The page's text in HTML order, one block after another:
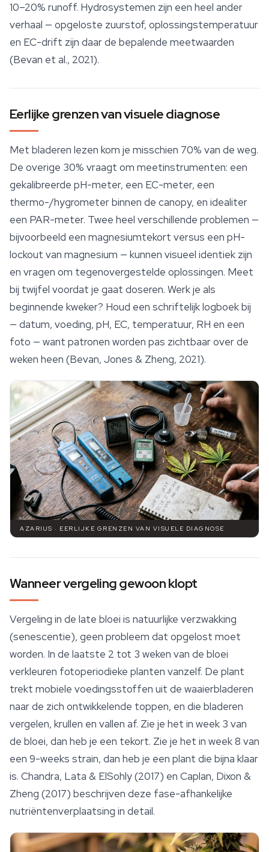
10–20% runoff. Hydrosystemen zijn een heel ander
verhaal — opgeloste zuurstof, oplossingstemperatuur
en EC-drift zijn daar de bepalende meetwaarden
(Bevan et al., 2021).
Eerlijke grenzen van visuele diagnose
Met bladeren lezen kom je misschien 70% van de weg.
De overige 30% vraagt om meetinstrumenten: een
gekalibreerde pH-meter, een EC-meter, een
thermo-/hygrometer binnen de canopy, en idealiter
een PAR-meter. Twee heel verschillende problemen —
bijvoorbeeld een magnesiumtekort versus een pH-
lockout van magnesium — kunnen visueel identiek zijn
en vragen om tegenovergestelde oplossingen. Meet
bij twijfel voordat je gaat doseren. Werk je als
beginnende kweker? Houd een schriftelijk logboek bij
— datum, voeding, pH, EC, temperatuur, RH en een
foto — want patronen worden pas zichtbaar over de
weken heen (Bevan, Jones & Zheng, 2021).
AZARIUS · EERLIJKE GRENZEN VAN VISUELE DIAGNOSE
Wanneer vergeling gewoon klopt
Vergeling in de late bloei is natuurlijke verzwakking
(senescentie), geen probleem dat opgelost moet
worden. In de laatste 2 tot 3 weken van de bloei
verkleuren fotoperiodieke planten vanzelf. De plant
trekt mobiele voedingsstoffen uit de waaierbladeren
naar de zich ontwikkelende toppen, en die bladeren
vergelen, krullen en vallen af. Zie je het in week 3 van
de bloei, dan heb je een tekort. Zie je het in week 8 van
een 9-weeks strain, dan heb je een plant die bijna klaar
is. Chandra, Lata & ElSohly (2017) en Caplan, Dixon &
Zheng (2017) beschrijven deze fase-afhankelijke
nutriëntenverplaatsing in detail.